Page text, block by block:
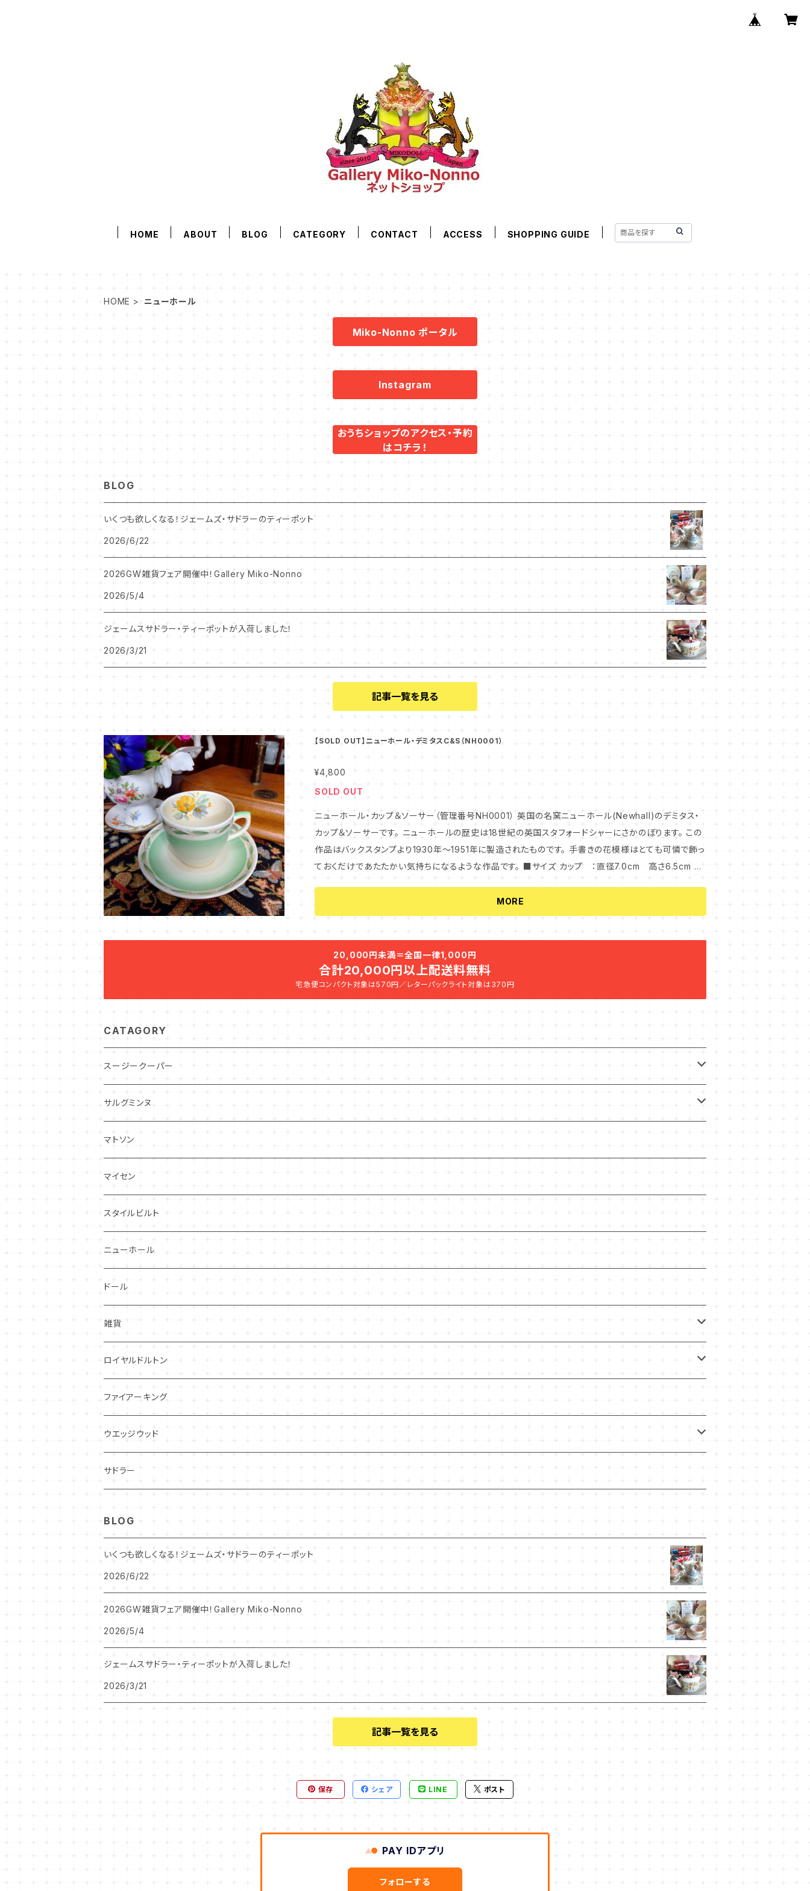
HOME ABOUT BLOG CATEGORY CONTACT ACCESS SHOPPING GUIDE
HOME ニューホール
Miko-Nonno ポータル
Instagram
おうちショップのアクセス・予約
はコチラ！
BLOG
いくつも欲しくなる！ジェームズ・サドラーのティーポット
2026/6/22
2026GW雑貨フェア開催中！Gallery Miko-Nonno
2026/5/4
ジェームスサドラー・ティーポットが入荷しました！
2026/3/21
記事一覧を見る
【SOLD OUT】ニューホール・デミタスC&S（NH0001）
¥4,800
SOLD OUT
ニューホール・カップ＆ソーサー（管理番号NH0001） 英国の名窯ニューホール(Newhall)のデミタス・
カップ＆ソーサーです。 ニューホールの歴史は18世紀の英国スタフォードシャーにさかのぼります。 この
作品はバックスタンプより1930年～1951年に製造されたものです。 手書きの花模様はとても可憐で飾っ
ておくだけであたたかい気持ちになるような作品です。 ■サイズ カップ ：直径7.0cm 高さ6.5cm ソ
い状態です。 カップ ：全体的にクリアなかんにゅうが入っています。 高台に経年の擦れがあります。 ソ
ーサー：かんにゅうはなく良い状態です。 ※アンティーク品のため小キズやクスミ、汚れはございます。 ア
ンティークにご理解のある方のお買い上げをお待ちしております。 また撮影用の小物は販売商品に含ま
れていません。
MORE
20,000円未満＝全国一律1,000円
合計20,000円以上配送料無料
宅急便コンパクト対象は570円／レターパックライト対象は370円
CATAGORY
スージークーパー
パトリシアローズ
ドレスデンスプレイ
プランタン
グレンミスト
スワンシースプレイ
グレイ社
グレイリーフ
レヴェリー
フローラル
フレグランス
シーアネモネ
エンドン
クリスマスローズ
サルグミンヌ
ニーナローサ
FAVORI
CIBON
マトソン
マイセン
スタイルビルト
ニューホール
ドール
雑貨
キーホルダー
アンティーク・カード
アクセサリー
ロイヤルドルトン
スタッフォードシャードッグ
ファイアーキング
ウエッジウッド
ジャスパー
サドラー
BLOG
いくつも欲しくなる！ジェームズ・サドラーのティーポット
2026/6/22
2026GW雑貨フェア開催中！Gallery Miko-Nonno
2026/5/4
ジェームスサドラー・ティーポットが入荷しました！
2026/3/21
記事一覧を見る
保存 シェア LINE ポスト
PAY IDアプリ
フォローする